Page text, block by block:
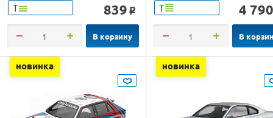
Т 839 o
В корзину
Т 4 790
В
новинка новинка